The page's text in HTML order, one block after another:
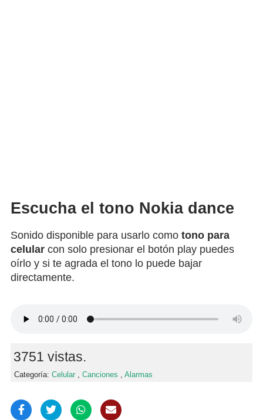
Escucha el tono Nokia dance
Sonido disponible para usarlo como tono para
celular con solo presionar el botón play puedes
oírlo y si te agrada el tono lo puede bajar
directamente.
3751 vistas.
Categoría: Celular , Canciones , Alarmas